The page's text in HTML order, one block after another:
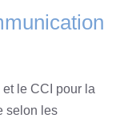
le CCI pour la
selon les